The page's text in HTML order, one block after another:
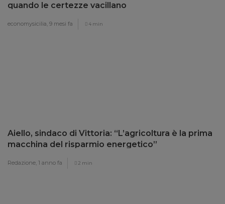
quando le certezze vacillano
economysicilia, 9 mesi fa 4 min
Aiello, sindaco di Vittoria: “L’agricoltura è la prima
macchina del risparmio energetico”
Redazione, 1 anno fa 2 min